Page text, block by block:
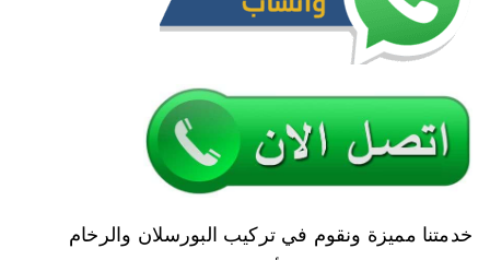
خدمتنا مميزة ونقوم في تركيب البورسلان والرخام